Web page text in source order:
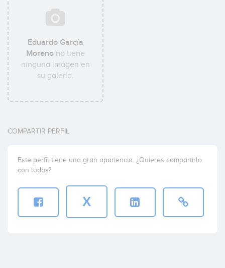
Eduardo García
Moreno no tiene
ninguna imágen en
su galería.
COMPARTIR PERFIL
Este perfil tiene una gran apariencia. ¿Quieres compartirlo
con todos?
X